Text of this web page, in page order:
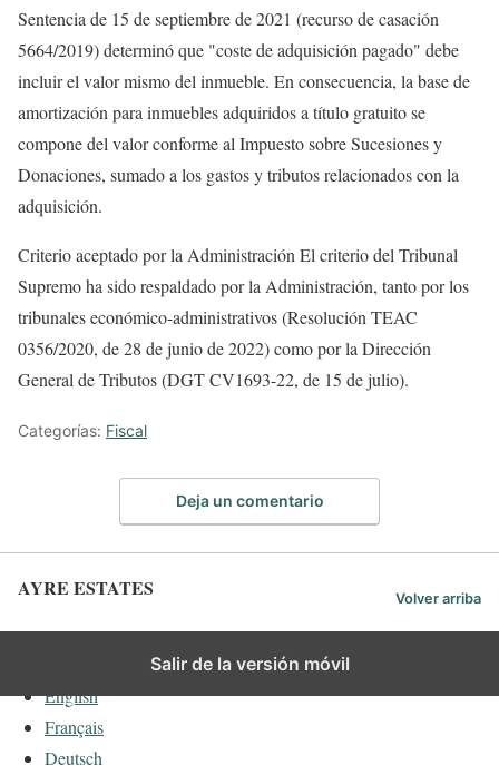
Sentencia de 15 de septiembre de 2021 (recurso de casación
5664/2019) determinó que "coste de adquisición pagado" debe
incluir el valor mismo del inmueble. En consecuencia, la base de
amortización para inmuebles adquiridos a título gratuito se
compone del valor conforme al Impuesto sobre Sucesiones y
Donaciones, sumado a los gastos y tributos relacionados con la
adquisición.
Criterio aceptado por la Administración El criterio del Tribunal
Supremo ha sido respaldado por la Administración, tanto por los
tribunales económico-administrativos (Resolución TEAC
0356/2020, de 28 de junio de 2022) como por la Dirección
General de Tributos (DGT CV1693-22, de 15 de julio).
Categorías: Fiscal
Deja un comentario
AYRE ESTATES Volver arriba
Salir de la versión móvil
English
Français
Deutsch